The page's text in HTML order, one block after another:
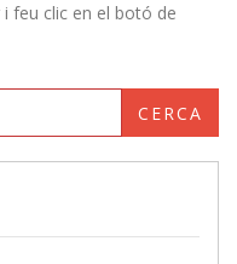
feu clic en el botó de
CERCA